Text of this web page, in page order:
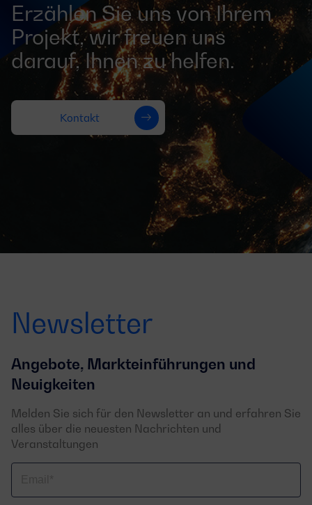
Erzählen Sie uns von Ihrem
Projekt, wir freuen uns
darauf, Ihnen zu helfen.
Kontakt
Newsletter
Angebote, Markteinführungen und
Neuigkeiten
Melden Sie sich für den Newsletter an und erfahren Sie
alles über die neuesten Nachrichten und
Veranstaltungen